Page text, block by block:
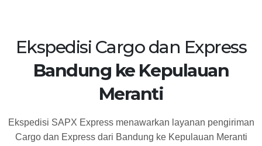
Ekspedisi Cargo dan Express
Bandung ke Kepulauan
Meranti
Ekspedisi SAPX Express menawarkan layanan pengiriman
Cargo dan Express dari Bandung ke Kepulauan Meranti